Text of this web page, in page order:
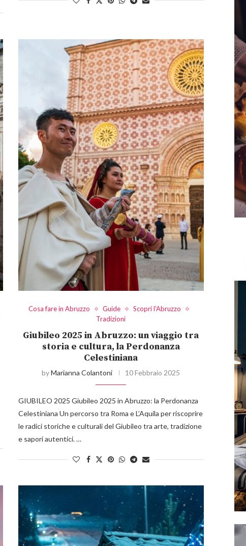
Cosa fare in Abruzzo Guide
Scopri l'Abruzzo
Tradizioni
Giubileo 2025 in Abruzzo: un viaggio tra
storia e cultura, la Perdonanza
Celestiniana
byMarianna Colantoni 10 Febbraio 2025
GIUBILEO 2025 Giubileo 2025 in Abruzzo: la Perdonanza
Celestiniana Un percorso tra Roma e L’Aquila per riscoprire
le radici storiche e culturali del Giubileo tra arte, tradizione
e sapori autentici. …